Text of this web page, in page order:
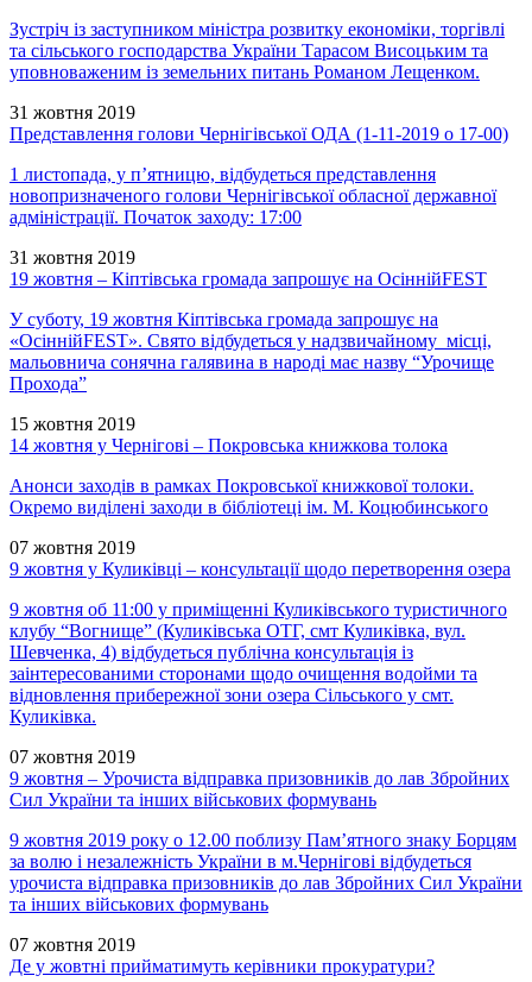
Зустріч із заступником міністра розвитку економіки, торгівлі
та сільського господарства України Тарасом Висоцьким та
уповноваженим із земельних питань Романом Лещенком.
31 жовтня 2019
Представлення голови Чернігівської ОДА (1-11-2019 о 17-00)
1 листопада, у п’ятницю, відбудеться представлення
новопризначеного голови Чернігівської обласної державної
адміністрації. Початок заходу: 17:00
31 жовтня 2019
19 жовтня – Кіптівська громада запрошує на ОсіннійFEST
У суботу, 19 жовтня Кіптівська громада запрошує на
«ОсіннійFEST». Свято відбудеться у надзвичайному місці,
мальовнича сонячна галявина в народі має назву “Урочище
Прохода”
15 жовтня 2019
14 жовтня у Чернігові – Покровська книжкова толока
Анонси заходів в рамках Покровської книжкової толоки.
Окремо виділені заходи в бібліотеці ім. М. Коцюбинського
07 жовтня 2019
9 жовтня у Куликівці – консультації щодо перетворення озера
9 жовтня об 11:00 у приміщенні Куликівського туристичного
клубу “Вогнище” (Куликівська ОТГ, смт Куликівка, вул.
Шевченка, 4) відбудеться публічна консультація із
заінтересованими сторонами щодо очищення водойми та
відновлення прибережної зони озера Сільського у смт.
Куликівка.
07 жовтня 2019
9 жовтня – Урочиста відправка призовників до лав Збройних
Сил України та інших військових формувань
9 жовтня 2019 року о 12.00 поблизу Пам’ятного знаку Борцям
за волю і незалежність України в м.Чернігові відбудеться
урочиста відправка призовників до лав Збройних Сил України
та інших військових формувань
07 жовтня 2019
Де у жовтні прийматимуть керівники прокуратури?